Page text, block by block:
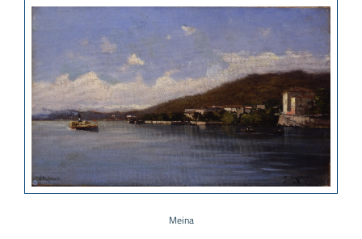
Meina